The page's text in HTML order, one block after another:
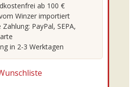
ab 100 €
Winzer importiert
Zahlung: PayPal, SEPA,
in 2-3 Werktagen